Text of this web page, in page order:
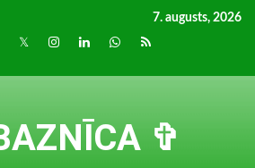
7. augusts, 2026
TwitterInstagram
LinkedInwhatsapp
RSS
✞